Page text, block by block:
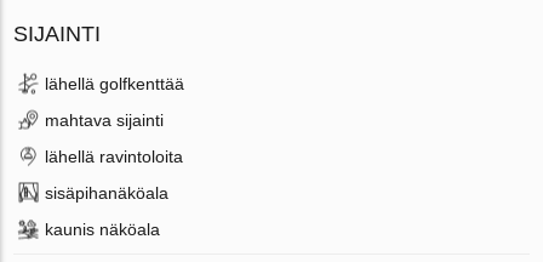
SIJAINTI
lähellä golfkenttää
mahtava sijainti
lähellä ravintoloita
sisäpihanäköala
kaunis näköala